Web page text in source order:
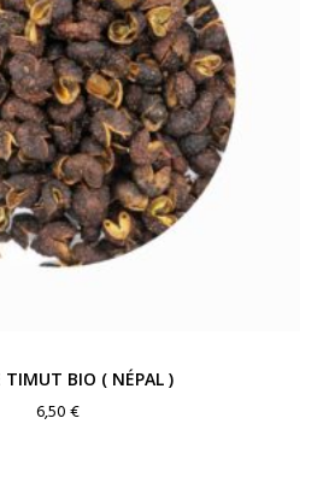
TIMUT BIO ( NÉPAL )
6,50€